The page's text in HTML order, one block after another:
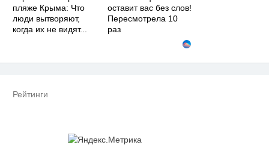
пляже Крыма: Что
люди вытворяют,
когда их не видят...
оставит вас без слов!
Пересмотрела 10
раз
Рейтинги